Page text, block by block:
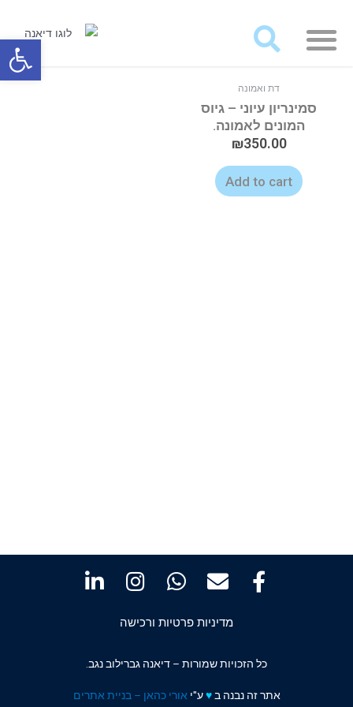
דת ואמונה
סמינריון עיוני – גיוס
המונים לאמונה.
₪350.00
Add to cart
מדיניות פרטיות ורכישה
כל הזכויות שמורות – דיאנה גברילוב נגב.
אתר זה נבנה ב♥️ע"י אורי כהאן – בניית אתרים
פתח